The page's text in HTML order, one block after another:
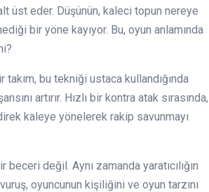
üst eder. Düşünün, kaleci topun nereye
bir yöne kayıyor. Bu, oyun anlamında
bu tekniği ustaca kullandığında
artırır. Hızlı bir kontra atak sırasında,
kaleye yönelerek rakip savunmayı
değil. Aynı zamanda yaratıcılığın
oyuncunun kişiliğini ve oyun tarzını